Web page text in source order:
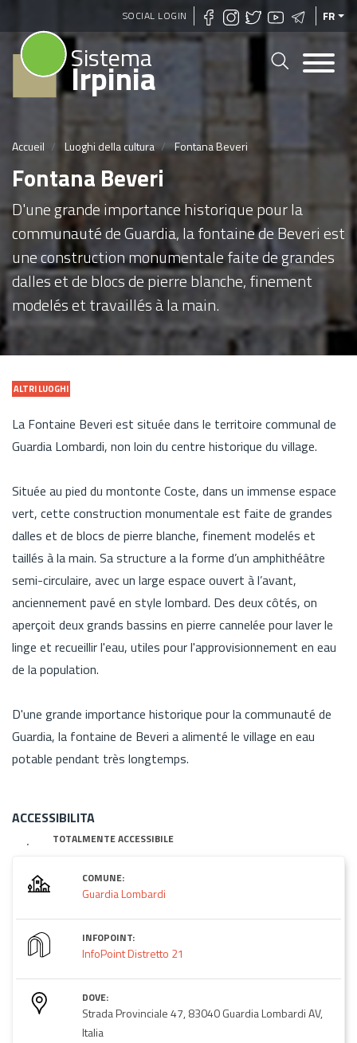
Aller
au
contenu
SOCIAL LOGIN FR
Sistema
Irpinia
Accueil Luoghi della cultura Fontana Beveri
Fontana Beveri
D'une grande importance historique pour la
communauté de Guardia, la fontaine de Beveri est
une construction monumentale faite de grandes
dalles et de blocs de pierre blanche, finement
modelés et travaillés à la main.
ALTRI LUOGHI
La Fontaine Beveri est située dans le territoire communal de
Guardia Lombardi, non loin du centre historique du village.
Située au pied du montonte Coste, dans un immense espace
vert, cette construction monumentale est faite de grandes
dalles et de blocs de pierre blanche, finement modelés et
taillés à la main. Sa structure a la forme d’un amphithéâtre
semi-circulaire, avec un large espace ouvert à l’avant,
anciennement pavé en style lombard. Des deux côtés, on
aperçoit deux grands bassins en pierre cannelée pour laver le
linge et recueillir l'eau, utiles pour l'approvisionnement en eau
de la population.
D'une grande importance historique pour la communauté de
Guardia, la fontaine de Beveri a alimenté le village en eau
potable pendant très longtemps.
ACCESSIBILITA
TOTALMENTE ACCESSIBILE
COMUNE:
Guardia Lombardi
INFOPOINT:
InfoPoint Distretto 21
DOVE:
Strada Provinciale 47, 83040 Guardia Lombardi AV,
Italia